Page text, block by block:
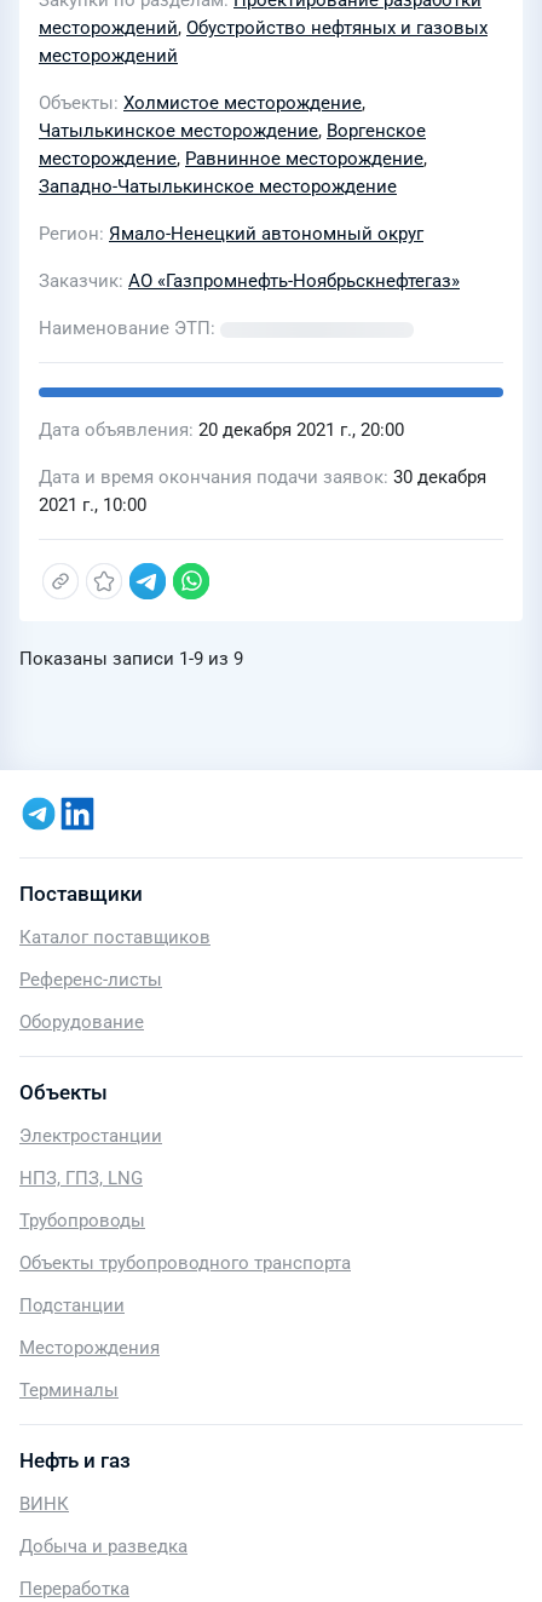
Ноябрьскнефтегаз" в 2022г (2 Лота)
месторождений, Обустройство нефтяных и газовых
месторождений
Объекты Холмистое месторождение,
Чатылькинское месторождение, Воргенское
месторождение, Равнинное месторождение,
Западно-Чатылькинское месторождение
Регион Ямало-Ненецкий автономный округ
Заказчик АО «Газпромнефть-Ноябрьскнефтегаз»
Наименование ЭТП
Дата объявления 20 декабря 2021 г., 20:00
Дата и время окончания подачи заявок 30 декабря
2021 г., 10:00
Показаны записи 1-9 из 9
Поставщики
Каталог поставщиков
Референс-листы
Оборудование
Объекты
Электростанции
НПЗ, ГПЗ, LNG
Трубопроводы
Объекты трубопроводного транспорта
Подстанции
Месторождения
Терминалы
Нефть и газ
ВИНК
Добыча и разведка
Переработка